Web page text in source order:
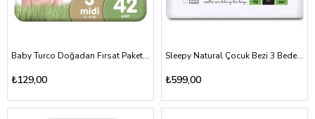
Baby Turco Doğadan Fırsat Paketi Bebek Bezi 3 Numara Midi 42 Adet
₺129,00
Sleepy Natural Çocuk Bezi 3 Beden 4-9kg 168 Adet
₺599,00